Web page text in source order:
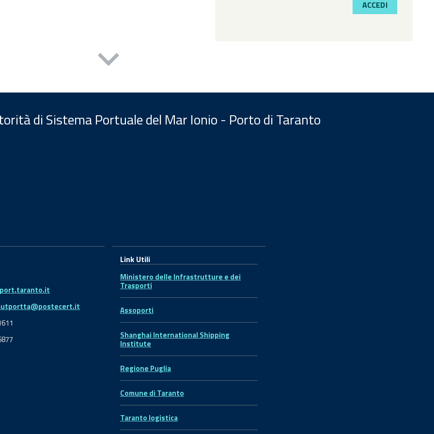
ACCEDI
di Sistema Portuale del Mar Ionio - Porto di Taranto
Link Utili
Ministero delle Infrastrutture e dei
Trasporti
Assoporti
Shanghai International Shipping
Institute
Regione Puglia
Comune di Taranto
Taranto logistica